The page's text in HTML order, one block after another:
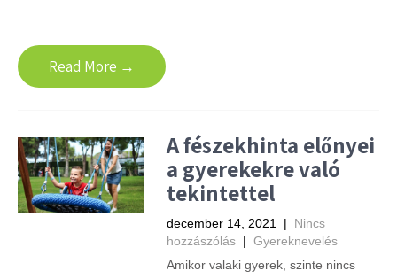
Read More →
A fészekhinta előnyei
a gyerekekre való
tekintettel
december 14, 2021 | Nincs
hozzászólás | Gyereknevelés
Amikor valaki gyerek, szinte nincs